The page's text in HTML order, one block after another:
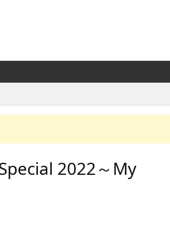
2022～My